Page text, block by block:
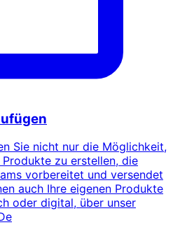
Sie nicht nur die Möglichkeit,
zu erstellen, die
vorbereitet und versendet
auch Ihre eigenen Produkte
oder digital, über unser